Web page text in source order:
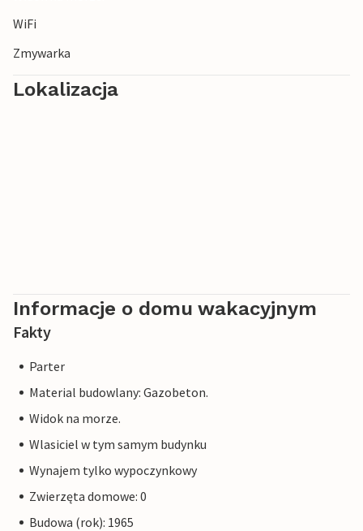
WiFi
Zmywarka
Lokalizacja
Informacje o domu wakacyjnym
Fakty
Parter
Material budowlany: Gazobeton.
Widok na morze.
Wlasiciel w tym samym budynku
Wynajem tylko wypoczynkowy
Zwierzęta domowe: 0
Budowa (rok): 1965